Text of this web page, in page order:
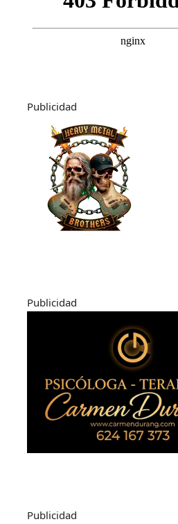
Publicidad
Publicidad
Publicidad